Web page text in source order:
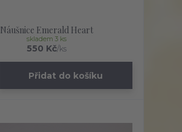
Náušnice Emerald Heart
550 Kč/ks
skladem 3 ks
Přidat do košíku